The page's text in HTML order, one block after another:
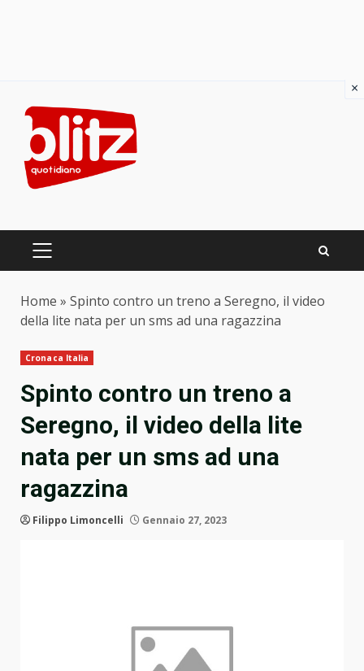
content
PRIMARY
Home » Spinto contro un treno a Seregno, il video
della lite nata per un sms ad una ragazzina
Cronaca Italia
Spinto contro un treno a
Seregno, il video della lite
nata per un sms ad una
ragazzina
Filippo Limoncelli Gennaio 27, 2023
×